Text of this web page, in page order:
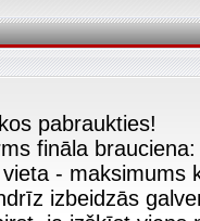
pabraukties!
fināla brauciena:
- maksimums
izbeidzās